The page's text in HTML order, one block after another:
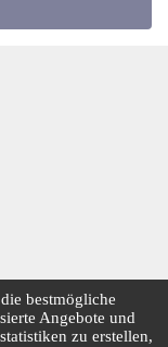
bestmögliche
Angebote und
zu erstellen,